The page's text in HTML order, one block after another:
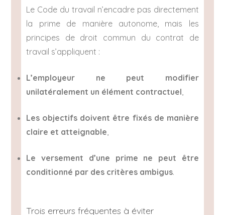
Le Code du travail n’encadre pas directement
la prime de manière autonome, mais les
principes de droit commun du contrat de
travail s’appliquent :
L’employeur ne peut modifier
unilatéralement un élément contractuel
Les objectifs doivent être fixés de manière
claire et atteignable
Le versement d’une prime ne peut être
conditionné par des critères ambigus.
Trois erreurs fréquentes à éviter